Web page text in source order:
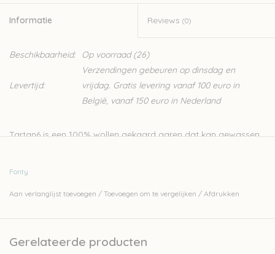
Informatie Reviews (0)
Beschikbaarheid: Op voorraad(26)
Levertijd:
Verzendingen gebeuren op dinsdag en
vrijdag. Gratis levering vanaf 100 euro in
België, vanaf 150 euro in Nederland
Tartan6 is een 100% wollen gekaard garen dat kan gewassen
draadjes.
gebeurt in Frankrijk zelf. Ze doen dit met zorg voor de natuur
Fonty
Aan verlanglijst toevoegen / Toevoegen om te vergelijken / Afdrukken
Gerelateerde producten